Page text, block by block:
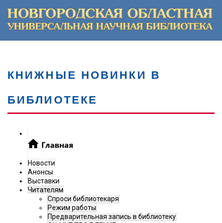
КНИЖНЫЕ НОВИНКИ В
БИБЛИОТЕКЕ
Новости
Анонсы
Выставки
Читателям
Спроси библиотекаря
Режим работы
Предварительная запись в библиотеку